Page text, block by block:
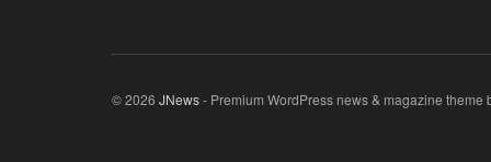
© 2026 JNews- Premium WordPress news & magazine theme